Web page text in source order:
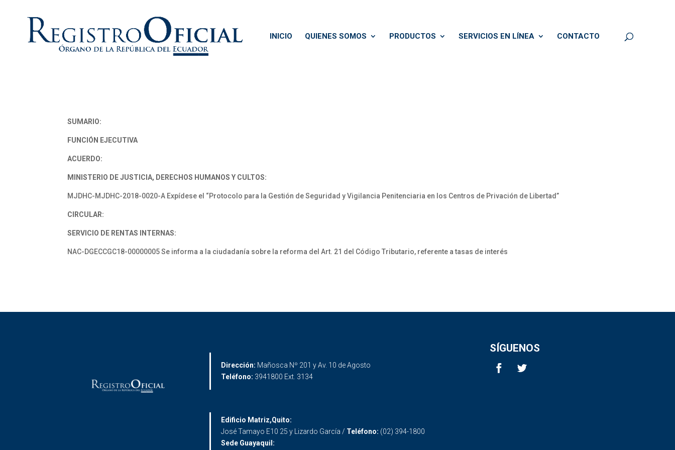
INICIO QUIENES SOMOS PRODUCTOS SERVICIOS EN LÍNEA CONTACTO
SUMARIO:
FUNCIÓN EJECUTIVA
ACUERDO:
MINISTERIO DE JUSTICIA, DERECHOS HUMANOS Y CULTOS:
MJDHC-MJDHC-2018-0020-A Expídese el “Protocolo para la Gestión de Seguridad y Vigilancia Penitenciaria en los Centros de Privación de Libertad”
CIRCULAR:
SERVICIO DE RENTAS INTERNAS:
NAC-DGECCGC18-00000005 Se informa a la ciudadanía sobre la reforma del Art. 21 del Código Tributario, referente a tasas de interés
Dirección: Mañosca Nº 201 y Av. 10 de Agosto
Teléfono: 3941800 Ext. 3134
SÍGUENOS
Edificio Matriz,Quito:
José Tamayo E10 25 y Lizardo García / Teléfono: (02) 394-1800
Sede Guayaquil: